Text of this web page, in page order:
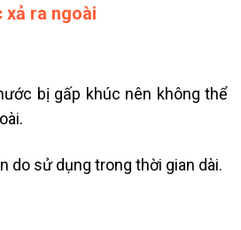
ra ngoài
bị gấp khúc nên không thể
do sử dụng trong thời gian dài.